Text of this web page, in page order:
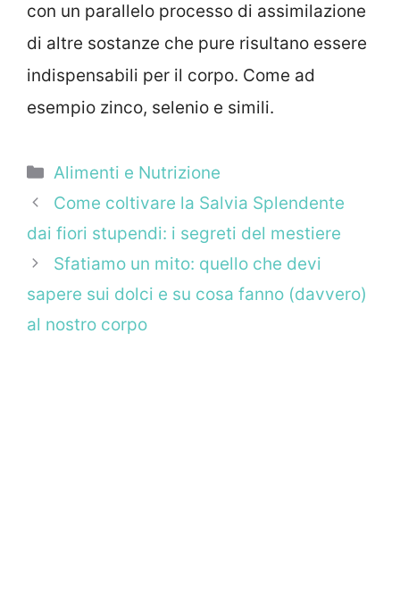
con un parallelo processo di assimilazione
di altre sostanze che pure risultano essere
indispensabili per il corpo. Come ad
esempio zinco, selenio e simili.
Categorie
Alimenti e Nutrizione
Come coltivare la Salvia Splendente
dai fiori stupendi: i segreti del mestiere
Sfatiamo un mito: quello che devi
sapere sui dolci e su cosa fanno (davvero)
al nostro corpo